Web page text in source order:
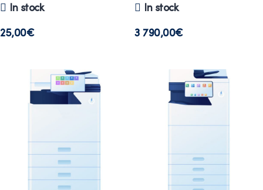
In stock
25,00€
In stock
3 790,00€